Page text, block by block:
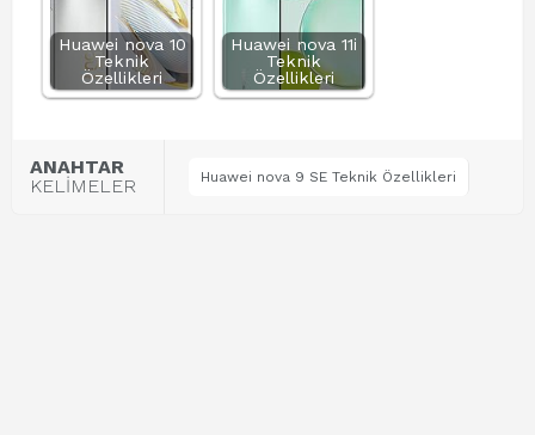
Huawei nova 10
Teknik
Özellikleri
Huawei nova 11i
Teknik
Özellikleri
ANAHTAR
KELİMELER
Huawei nova 9 SE Teknik Özellikleri